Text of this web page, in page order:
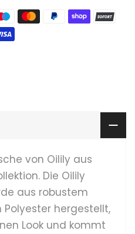
von Oilily aus
Die Oilily
aus robustem
hergestellt,
Look und kommt